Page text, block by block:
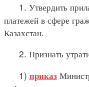
1. Утвердить
платежей в сфере
Казахстан.
2. Признать
1) приказ